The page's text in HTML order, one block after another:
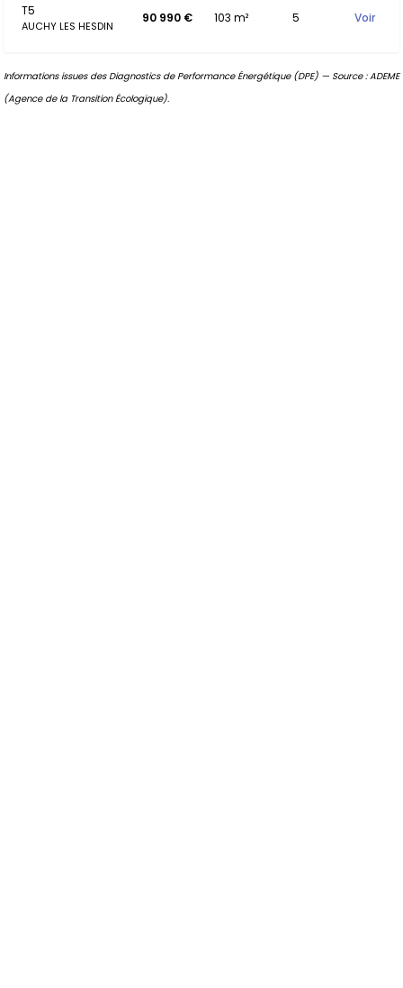
T5
AUCHY LES HESDIN
90 990 € 103 m² 5 Voir
Informations issues des Diagnostics de Performance Énergétique (DPE) — Source : ADEME
(Agence de la Transition Écologique).